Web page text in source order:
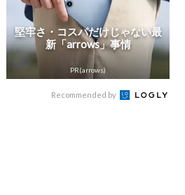
堅牢さ・コスパだけじゃない最
新「arrows」事情
PR(arrows)
Recommended by